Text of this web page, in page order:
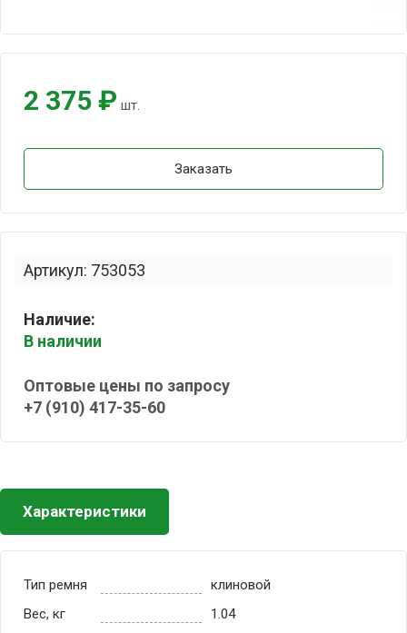
Артикул: 753053
Наличие:
В наличии
Оптовые цены по запросу
+7 (910) 417-35-60
2 375 ₽ шт.
Заказать
Характеристики
Тип ремня
клиновой
Вес, кг
1.04